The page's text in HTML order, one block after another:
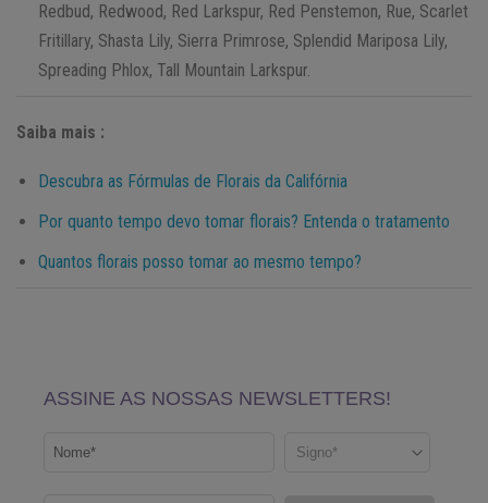
Redbud, Redwood, Red Larkspur, Red Penstemon, Rue, Scarlet
Fritillary, Shasta Lily, Sierra Primrose, Splendid Mariposa Lily,
Spreading Phlox, Tall Mountain Larkspur.
Saiba mais :
Descubra as Fórmulas de Florais da Califórnia
Por quanto tempo devo tomar florais? Entenda o tratamento
Quantos florais posso tomar ao mesmo tempo?